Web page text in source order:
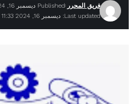
Last updated: ديسمبر 16, 2024 11:33 ص
فريق المحرر Published ديسمبر 16, 2024